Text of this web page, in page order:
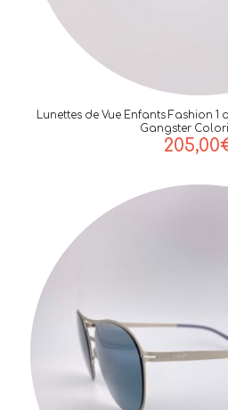
Lunettes de Vue Enfants Fashion
Gangster
205,00